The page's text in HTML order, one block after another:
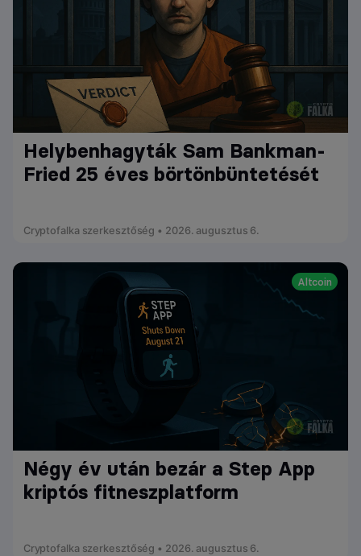
Helybenhagyták Sam Bankman-
Fried 25 éves börtönbüntetését
Cryptofalka szerkesztőség • 2026. augusztus 6.
Altcoin
Négy év után bezár a Step App
kriptós fitneszplatform
Cryptofalka szerkesztőség • 2026. augusztus 6.